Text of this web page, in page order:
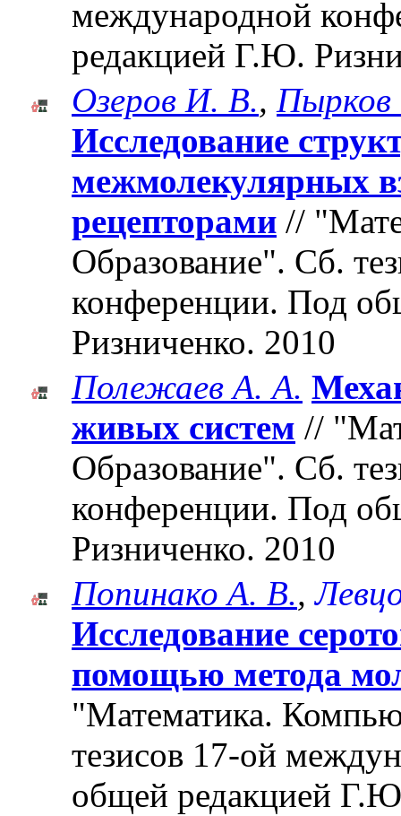
международной
редакцией Г.Ю.
Озеров И. В., Пырков
Исследование
межмолекулярных
рецепторами //
Образование". Cб.
конференции. Под
Ризниченко. 2010
Полежаев А. А.
живых систем //
Образование". Cб.
конференции. Под
Ризниченко. 2010
Попинако А. В.,
Иccледование
помощью метода
"Математика.
тезисов 17-ой
общей редакцией